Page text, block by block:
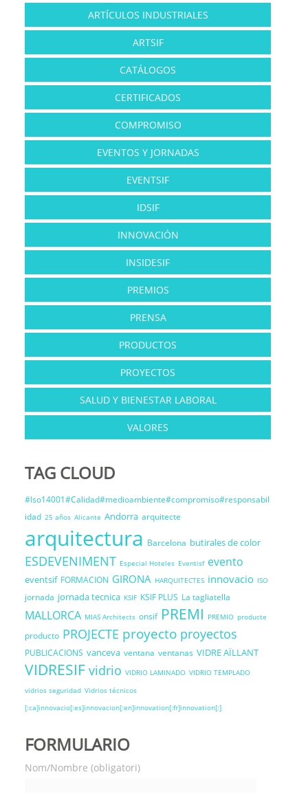
ARTÍCULOS INDUSTRIALES
ARTSIF
CATÁLOGOS
CERTIFICADOS
COMPROMISO
EVENTOS Y JORNADAS
EVENTSIF
IDSIF
INNOVACIÓN
INSIDESIF
PREMIOS
PRENSA
PRODUCTOS
PROYECTOS
SALUD Y BIENESTAR LABORAL
VALORES
TAG CLOUD
#Iso14001#Calidad#medioambiente#compromiso#responsabil
idad 25 años Alicante Andorra arquitecte
arquitectura Barcelona butirales de color
ESDEVENIMENT Especial Hoteles Eventisf evento
eventsif FORMACION GIRONA HARQUITECTES innovacio ISO
jornada jornada tecnica KSIF KSIF PLUS La tagliatella
MALLORCA MIAS Architects onsif PREMI PREMIO producte
producto PROJECTE proyecto proyectos
PUBLICACIONS vanceva ventana ventanas VIDRE AÏLLANT
VIDRESIF vidrio VIDRIO LAMINADO VIDRIO TEMPLADO
vidrios seguridad Vidrios técnicos
[:ca]innovacio[:es]innovacion[:en]innovation[:fr]innovation[:]
FORMULARIO
Nom/Nombre (obligatori)